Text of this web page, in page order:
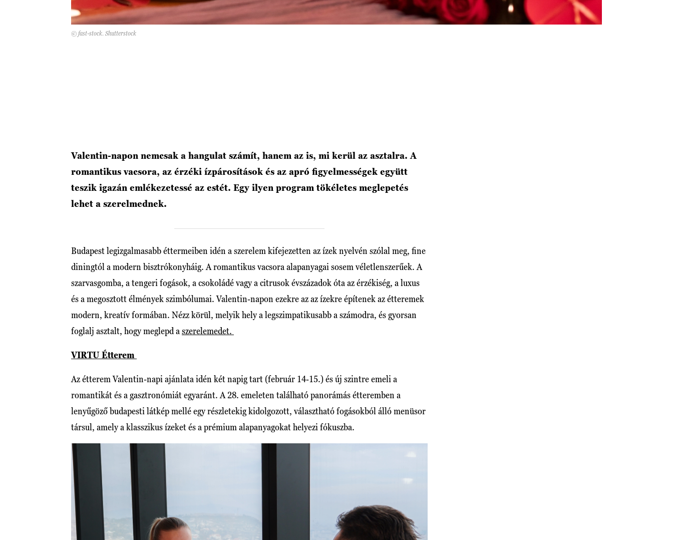
© fast-stock. Shutterstock
Valentin-napon nemcsak a hangulat számít, hanem az is, mi kerül az asztalra. A
romantikus vacsora, az érzéki ízpárosítások és az apró figyelmességek együtt
teszik igazán emlékezetessé az estét. Egy ilyen program tökéletes meglepetés
lehet a szerelmednek.
Budapest legizgalmasabb éttermeiben idén a szerelem kifejezetten az ízek nyelvén szólal meg, fine
diningtól a modern bisztrókonyháig. A romantikus vacsora alapanyagai sosem véletlenszerűek. A
szarvasgomba, a tengeri fogások, a csokoládé vagy a citrusok évszázadok óta az érzékiség, a luxus
és a megosztott élmények szimbólumai. Valentin-napon ezekre az az ízekre építenek az étteremek
modern, kreatív formában. Nézz körül, melyik hely a legszimpatikusabb a számodra, és gyorsan
foglalj asztalt, hogy meglepd a szerelemedet.
VIRTU Étterem
Az étterem Valentin-napi ajánlata idén két napig tart (február 14-15.) és új szintre emeli a
romantikát és a gasztronómiát egyaránt. A 28. emeleten található panorámás étteremben a
lenyűgöző budapesti látkép mellé egy részletekig kidolgozott, választható fogásokból álló menüsor
társul, amely a klasszikus ízeket és a prémium alapanyagokat helyezi fókuszba.